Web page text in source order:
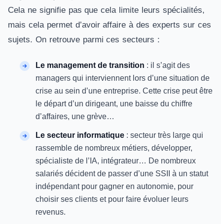
Cela ne signifie pas que cela limite leurs spécialités,
mais cela permet d’avoir affaire à des experts sur ces
sujets. On retrouve parmi ces secteurs :
Le management de transition : il s’agit des
managers qui interviennent lors d’une situation de
crise au sein d’une entreprise. Cette crise peut être
le départ d’un dirigeant, une baisse du chiffre
d’affaires, une grève…
Le secteur informatique : secteur très large qui
rassemble de nombreux métiers, développer,
spécialiste de l’IA, intégrateur… De nombreux
salariés décident de passer d’une SSII à un statut
indépendant pour gagner en autonomie, pour
choisir ses clients et pour faire évoluer leurs
revenus.